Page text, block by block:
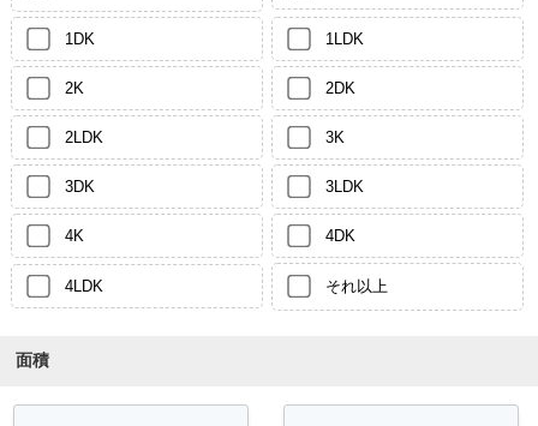
1DK 1LDK
2K 2DK
2LDK 3K
3DK 3LDK
4K 4DK
4LDK それ以上
面積